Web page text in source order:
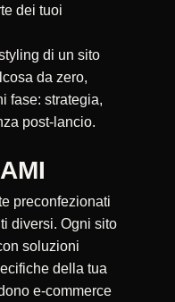
dei tuoi
di un sito
da zero,
fase: strategia,
post-lancio.
preconfezionati
diversi. Ogni sito
soluzioni
della tua
e-commerce